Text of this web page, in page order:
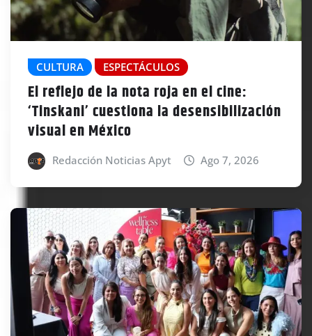
CULTURA ESPECTÁCULOS
El reflejo de la nota roja en el cine:
‘Tinskani’ cuestiona la desensibilización
visual en México
Redacción Noticias Apyt Ago 7, 2026